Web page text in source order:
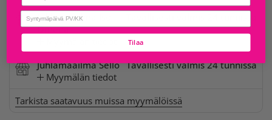
Juhlamaailma Iso
Omena
Juhlamaailma Sello
Myymälän tiedot
Tavallisesti valmis 24 tunnissa
Tarkista saatavuus muissa myymälöissä
birthday
Tilaa